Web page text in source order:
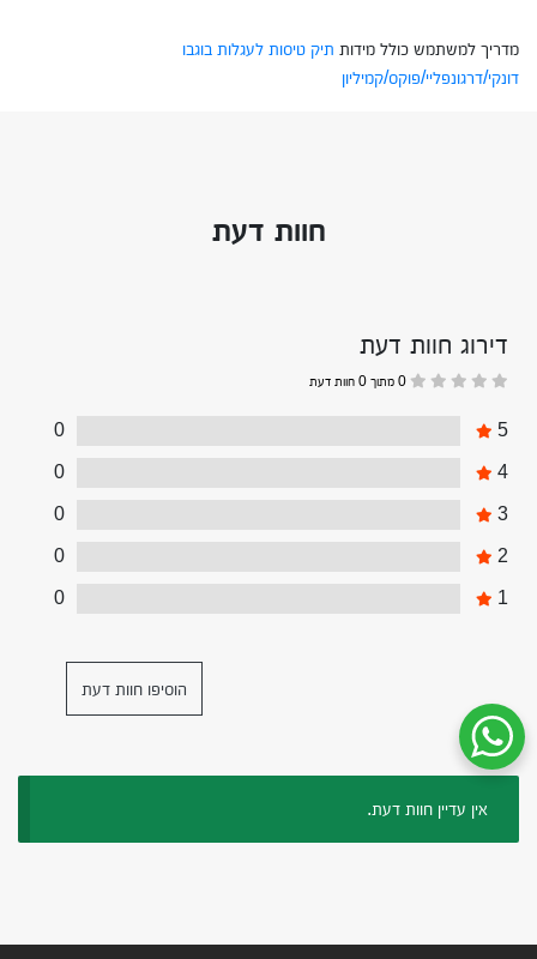
מדריך למשתמש כולל מידות תיק טיסות לעגלות בוגבו
דונקי/דרגונפליי/פוקס/קמיליון
חוות דעת
דירוג חוות דעת
5
0
4
0
3
0
2
0
1
0
הוסיפו חוות דעת
אין עדיין חוות דעת.
שיחת ווטסאפ עם שירות הלקוחות